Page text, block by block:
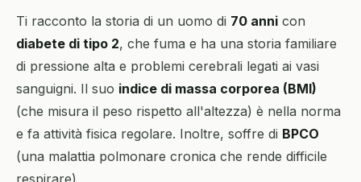
Ti racconto la storia di un uomo di 70 anni con
diabete di tipo 2, che fuma e ha una storia familiare
di pressione alta e problemi cerebrali legati ai vasi
sanguigni. Il suo indice di massa corporea (BMI)
(che misura il peso rispetto all'altezza) è nella norma
e fa attività fisica regolare. Inoltre, soffre di BPCO
(una malattia polmonare cronica che rende difficile
respirare).